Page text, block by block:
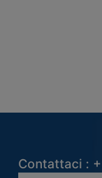
Contattaci :